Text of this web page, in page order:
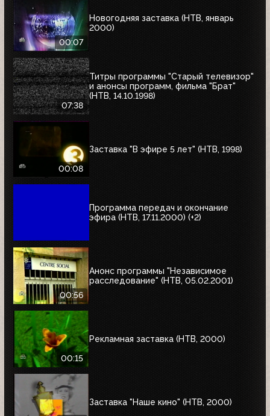
00:07
Новогодняя заставка (НТВ, январь
2000)
07:38
Титры программы "Старый телевизор"
и анонсы программ, фильма "Брат"
(НТВ, 14.10.1998)
00:08
Заставка "В эфире 5 лет" (НТВ, 1998)
Программа передач и окончание
эфира (НТВ, 17.11.2000) (+2)
00:56
Анонс программы "Независимое
расследование" (НТВ, 05.02.2001)
00:15
Рекламная заставка (НТВ, 2000)
Заставка "Наше кино" (НТВ, 2000)